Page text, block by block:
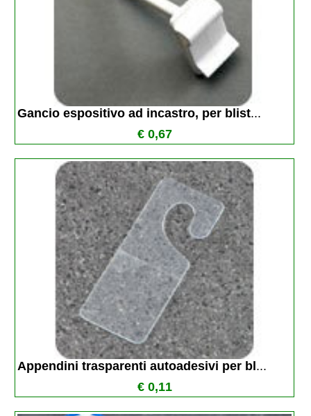
Gancio espositivo ad incastro, per blist...
€ 0,67
Appendini trasparenti autoadesivi per bl ...
€ 0,11